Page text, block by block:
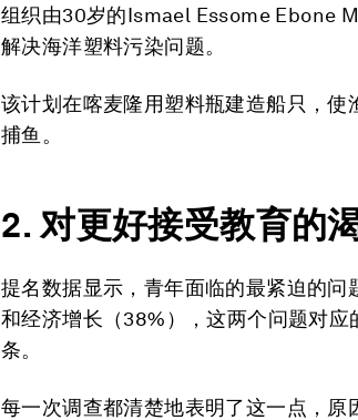
组织由30岁的Ismael Essome Ebone
解决海洋塑料污染问题。
该计划在喀麦隆用塑料瓶建造船只，
捕鱼。
2. 对更好接受教育的
提名数据显示，青年面临的最紧迫的
和经济增长（38%），这两个问题对
条。
每一次调查都清楚地表明了这一点，原